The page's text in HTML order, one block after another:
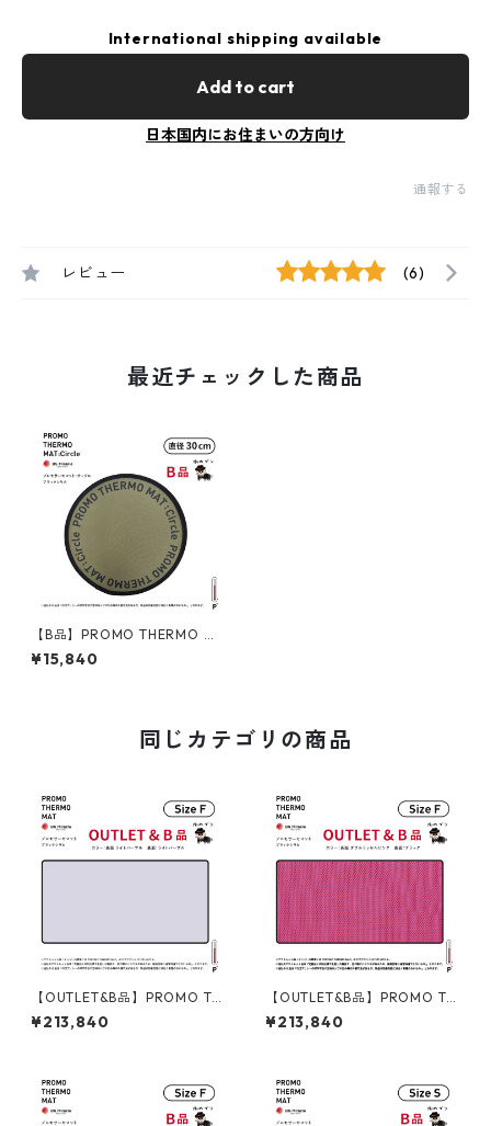
International shipping available
Add to cart
日本国内にお住まいの方向け
通報する
レビュー (6)
最近チェックした商品
【B品】PROMO THERMO MA
T:Circle プロモサーモマッ
ト：サークル ブラックシリカ
¥15,840
同じカテゴリの商品
【OUTLET&B品】PROMO TH
ERMO MAT プロモサーモマッ
ト ブラックシリカ Fサイズ ラ
¥213,840
【OUTLET&B品】PROMO TH
ERMO MAT プロモサーモマッ
ト ブラックシリカ Fサイズ ダ
¥213,840